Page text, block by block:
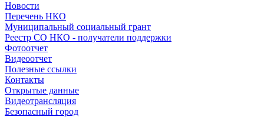
Новости
Перечень НКО
Муниципальный социальный грант
Реестр СО НКО - получатели поддержки
Фотоотчет
Видеоотчет
Полезные ссылки
Контакты
Открытые данные
Видеотрансляция
Безопасный город